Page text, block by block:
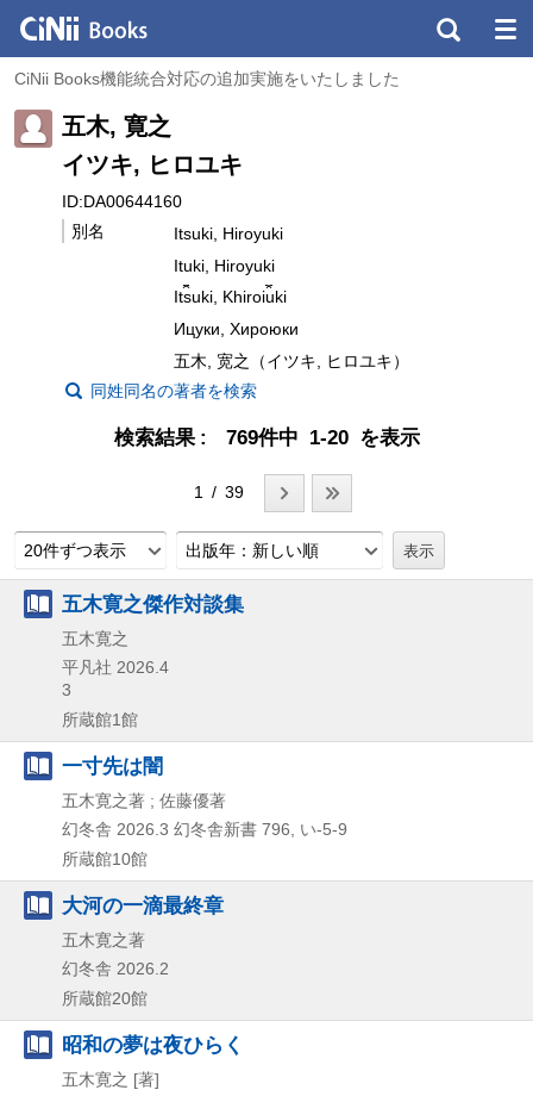
CiNii Books機能統合対応の追加実施をいたしました
五木, 寛之
イツキ, ヒロユキ
ID:DA00644160
別名
Itsuki, Hiroyuki
Ituki, Hiroyuki
It︠s︡uki, Khiroi︠u︡ki
Ицуки, Хироюки
五木, 宽之（イツキ, ヒロユキ）
同姓同名の著者を検索
検索結果 769件中 1-20 を表示
1 / 39
20件ずつ表示 出版年：新しい順
五木寛之傑作対談集
五木寛之
平凡社 2026.4
3
所蔵館1館
一寸先は闇
五木寛之著 ; 佐藤優著
幻冬舎 2026.3 幻冬舎新書 796,
い-5-9
所蔵館10館
大河の一滴最終章
五木寛之著
幻冬舎 2026.2
所蔵館20館
昭和の夢は夜ひらく
五木寛之 [著]